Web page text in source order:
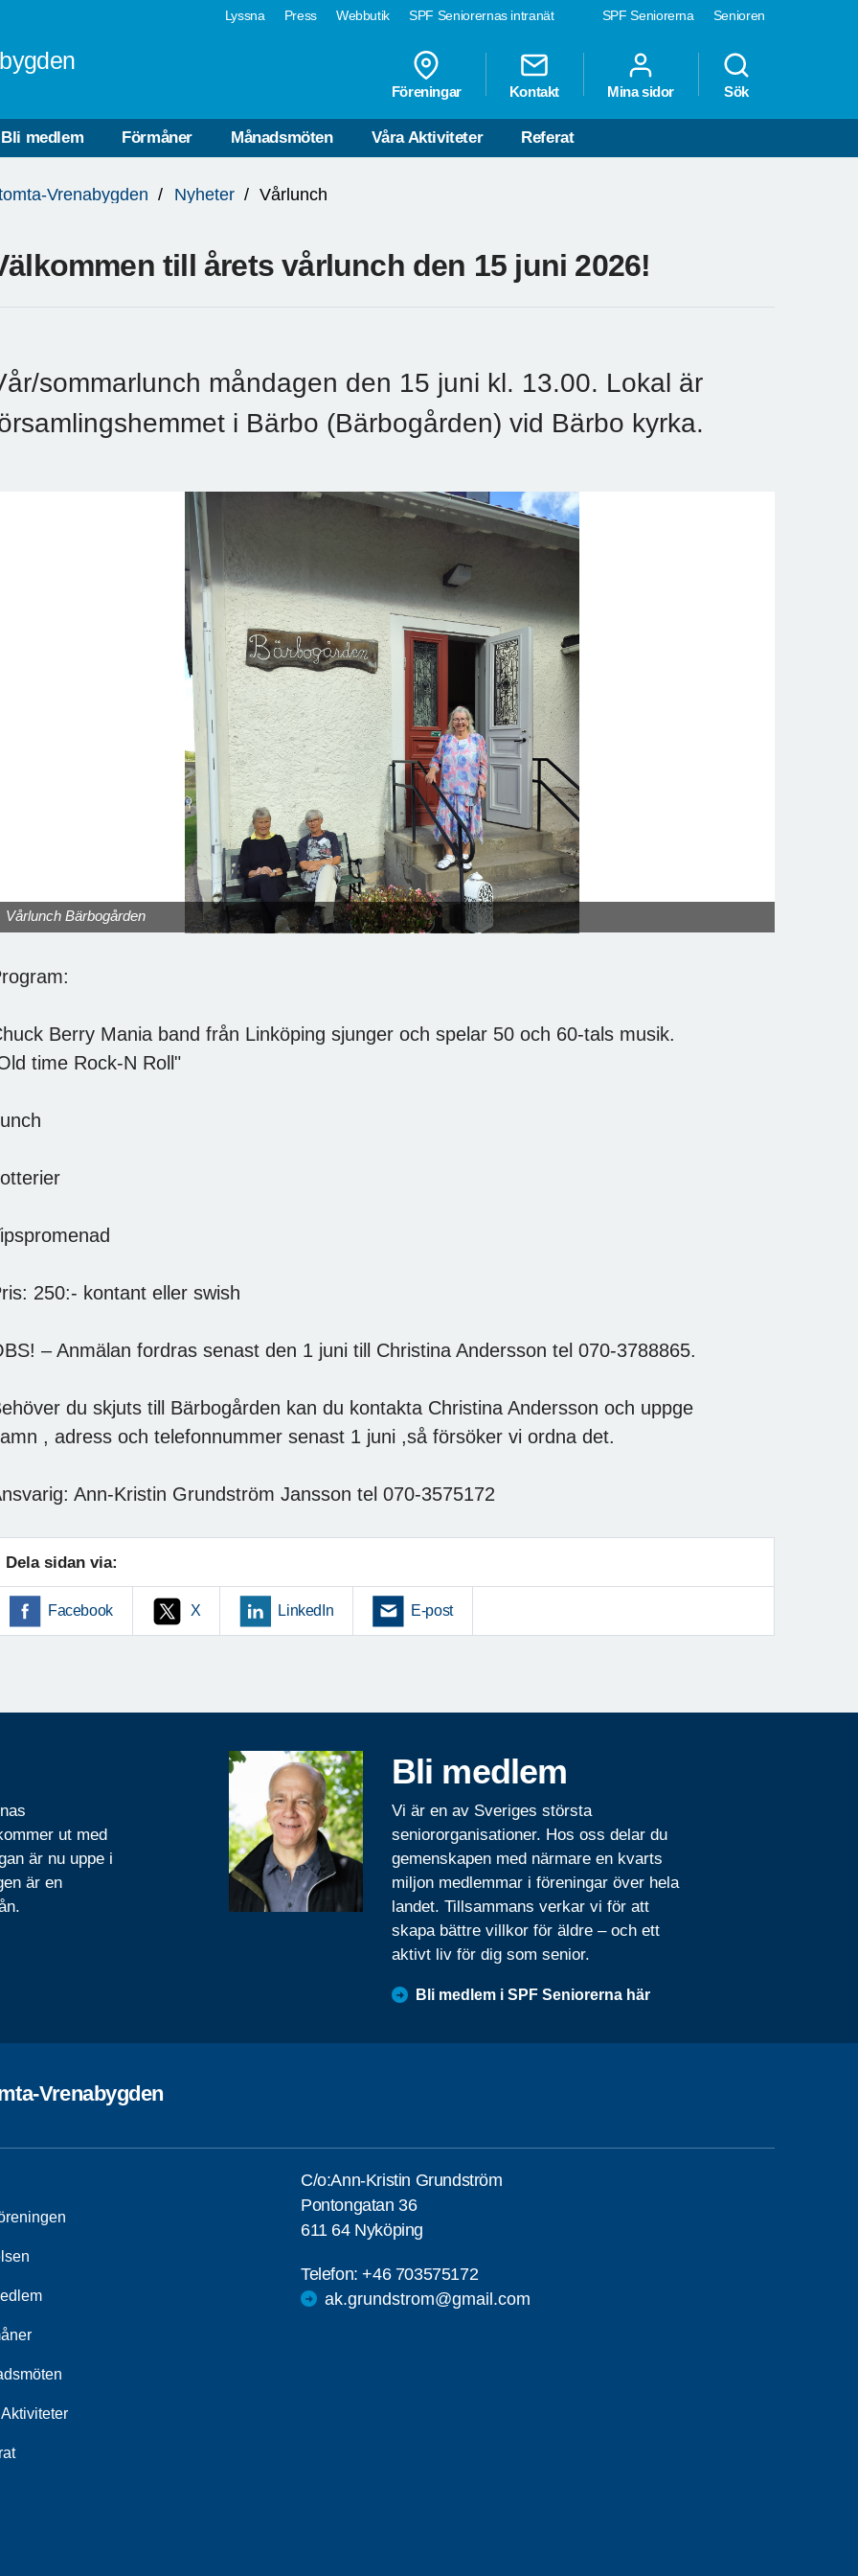
SPF Seniorerna Senioren
Lyssna Press Webbutik SPF Seniorernas intranät
Föreningar Kontakt Mina sidor Sök
Bli medlem Förmåner Månadsmöten Våra Aktiviteter Referat
Vrenabygden Nyheter Vårlunch
till årets vårlunch den 15 juni 2026!
sommarlunch måndagen den 15 juni kl. 13.00. Lokal är
i Bärbo (Bärbogården) vid Bärbo kyrka.
Vårlunch Bärbogården
Berry Mania band från Linköping sjunger och spelar 50 och 60-tals musik.
time Rock-N Roll"
250:- kontant eller swish
– Anmälan fordras senast den 1 juni till Christina Andersson tel 070-3788865.
du skjuts till Bärbogården kan du kontakta Christina Andersson och uppge
, adress och telefonnummer senast 1 juni ,så försöker vi ordna det.
Ann-Kristin Grundström Jansson tel 070-3575172
Dela sidan via:
Facebook X LinkedIn E-post
ut med
är nu uppe i
är en
Bli medlem
Vi är en av Sveriges största
seniororganisationer. Hos oss delar du
gemenskapen med närmare en kvarts
miljon medlemmar i föreningar över hela
landet. Tillsammans verkar vi för att
skapa bättre villkor för äldre – och ett
aktivt liv för dig som senior.
Bli medlem i SPF Seniorerna här
Vrenabygden
C/o:Ann-Kristin Grundström
Pontongatan 36
611 64 Nyköping
Telefon:+46 703575172
ak.grundstrom@gmail.com